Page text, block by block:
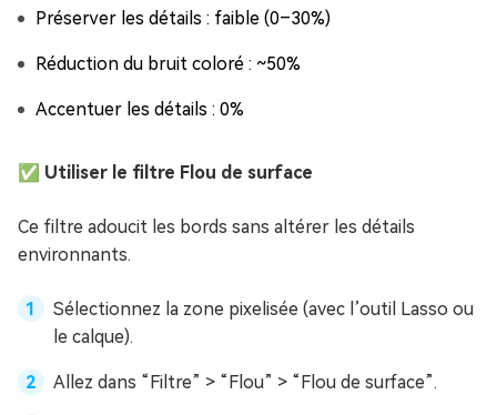
Préserver les détails : faible (0–30%)
Réduction du bruit coloré : ~50%
Accentuer les détails : 0%
✅ Utiliser le filtre Flou de surface
Ce filtre adoucit les bords sans altérer les détails
environnants.
Sélectionnez la zone pixelisée (avec l’outil Lasso ou
le calque).
Allez dans “Filtre” > “Flou” > “Flou de surface”.